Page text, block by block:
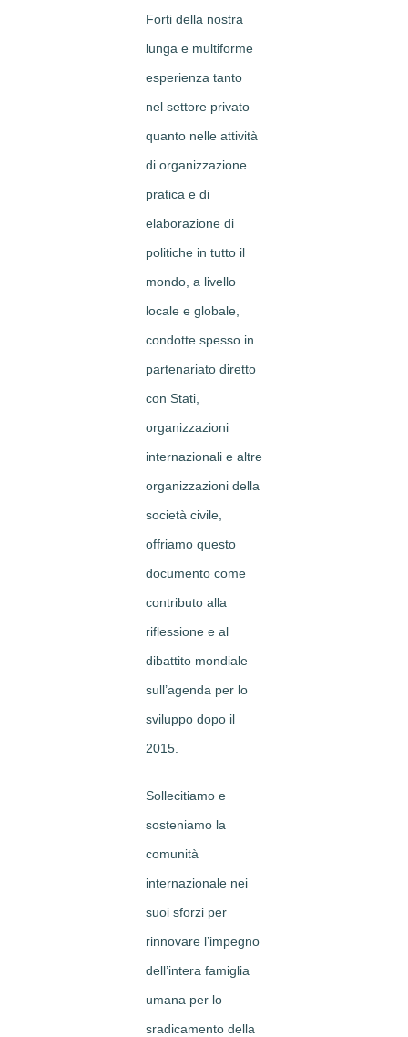
Forti della nostra
lunga e multiforme
esperienza tanto
nel settore privato
quanto nelle attività
di organizzazione
pratica e di
elaborazione di
politiche in tutto il
mondo, a livello
locale e globale,
condotte spesso in
partenariato diretto
con Stati,
organizzazioni
internazionali e altre
organizzazioni della
società civile,
offriamo questo
documento come
contributo alla
riflessione e al
dibattito mondiale
sull’agenda per lo
sviluppo dopo il
2015.
Sollecitiamo e
sosteniamo la
comunità
internazionale nei
suoi sforzi per
rinnovare l’impegno
dell’intera famiglia
umana per lo
sradicamento della